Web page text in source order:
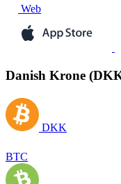
Web
Danish Krone
DKK
BTC